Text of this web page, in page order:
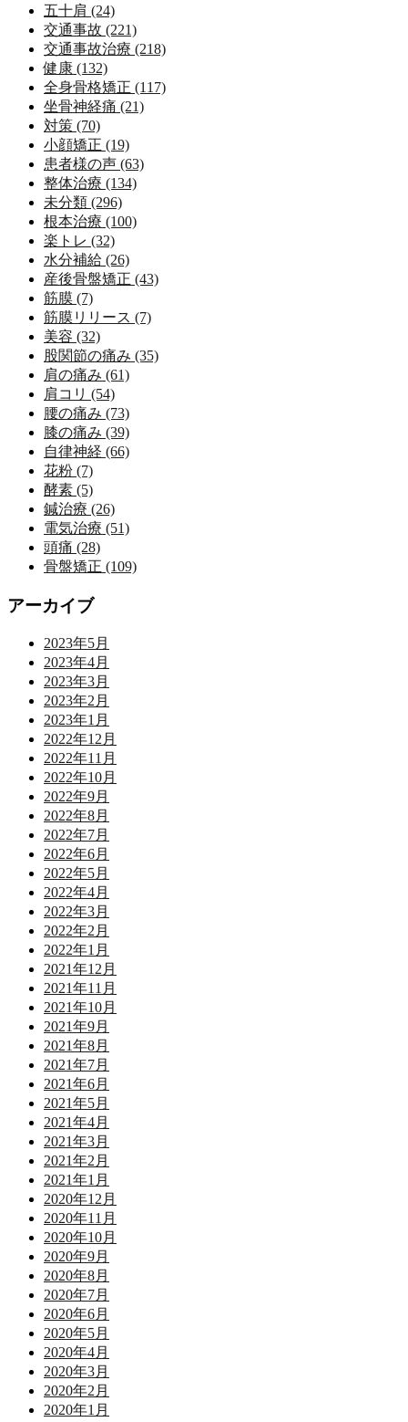
五十肩 (24)
交通事故 (221)
交通事故治療 (218)
健康 (132)
全身骨格矯正 (117)
坐骨神経痛 (21)
対策 (70)
小顔矯正 (19)
患者様の声 (63)
整体治療 (134)
未分類 (296)
根本治療 (100)
楽トレ (32)
水分補給 (26)
産後骨盤矯正 (43)
筋膜 (7)
筋膜リリース (7)
美容 (32)
股関節の痛み (35)
肩の痛み (61)
肩コリ (54)
腰の痛み (73)
膝の痛み (39)
自律神経 (66)
花粉 (7)
酵素 (5)
鍼治療 (26)
電気治療 (51)
頭痛 (28)
骨盤矯正 (109)
アーカイブ
2023年5月
2023年4月
2023年3月
2023年2月
2023年1月
2022年12月
2022年11月
2022年10月
2022年9月
2022年8月
2022年7月
2022年6月
2022年5月
2022年4月
2022年3月
2022年2月
2022年1月
2021年12月
2021年11月
2021年10月
2021年9月
2021年8月
2021年7月
2021年6月
2021年5月
2021年4月
2021年3月
2021年2月
2021年1月
2020年12月
2020年11月
2020年10月
2020年9月
2020年8月
2020年7月
2020年6月
2020年5月
2020年4月
2020年3月
2020年2月
2020年1月